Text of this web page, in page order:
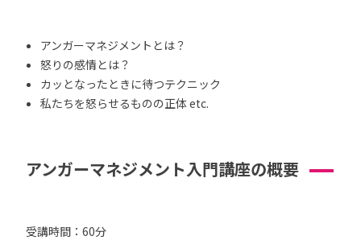
アンガーマネジメントとは？
怒りの感情とは？
カッとなったときに待つテクニック
私たちを怒らせるものの正体 etc.
アンガーマネジメント入門講座の概要
受講時間：60分